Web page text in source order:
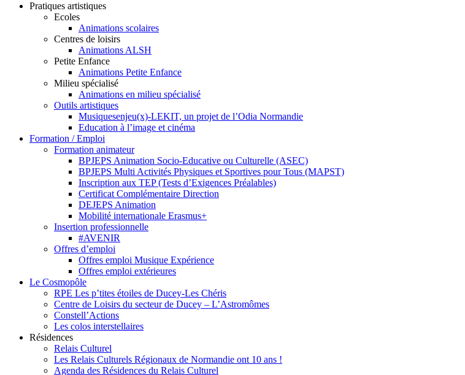
Pratiques artistiques
Ecoles
Animations scolaires
Centres de loisirs
Animations ALSH
Petite Enfance
Animations Petite Enfance
Milieu spécialisé
Animations en milieu spécialisé
Outils artistiques
Musiquesenjeu(x)-LEKIT, un projet de l’Odia Normandie
Education à l’image et cinéma
Formation / Emploi
Formation animateur
BPJEPS Animation Socio-Educative ou Culturelle (ASEC)
BPJEPS Multi Activités Physiques et Sportives pour Tous (MAPST)
Inscription aux TEP (Tests d’Exigences Préalables)
Certificat Complémentaire Direction
DEJEPS Animation
Mobilité internationale Erasmus+
Insertion professionnelle
#AVENIR
Offres d’emploi
Offres emploi Musique Expérience
Offres emploi extérieures
Le Cosmopôle
RPE Les p’tites étoiles de Ducey-Les Chéris
Centre de Loisirs du secteur de Ducey – L’Astromômes
Constell’Actions
Les colos interstellaires
Résidences
Relais Culturel
Les Relais Culturels Régionaux de Normandie ont 10 ans !
Agenda des Résidences du Relais Culturel